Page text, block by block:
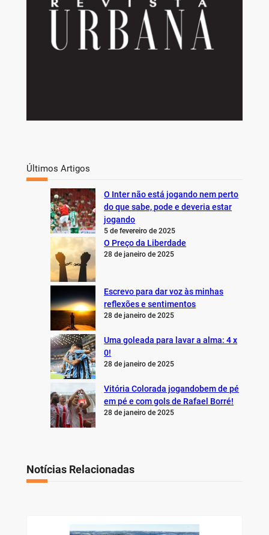
Últimos Artigos
O Inter não está jogando nem perto
do que sabe, pode e deveria estar
jogando
5 de fevereiro de 2025
O Preço da Liberdade
28 de janeiro de 2025
Escrevo para dar voz às minhas
reflexões e sentimentos
28 de janeiro de 2025
Uma goleada para lavar a alma: 4 x
0!
28 de janeiro de 2025
Vitória Colorada jogandobem de pé
em pé e com gols de Rafael Borré!
28 de janeiro de 2025
Notícias Relacionadas